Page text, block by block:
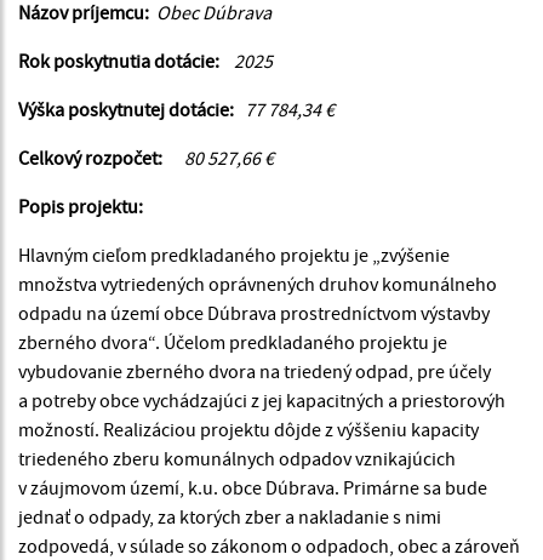
Názov príjemcu: Obec Dúbrava
Rok poskytnutia dotácie:
2025
Výška poskytnutej dotácie: 77 784,34 €
Celkový rozpočet:
80 527,66 €
Popis projektu:
Hlavným cieľom predkladaného projektu je „zvýšenie
množstva vytriedených oprávnených druhov komunálneho
odpadu na území obce Dúbrava prostredníctvom výstavby
zberného dvora“. Účelom predkladaného projektu je
vybudovanie zberného dvora na triedený odpad, pre účely
a potreby obce vychádzajúci z jej kapacitných a priestorovýh
možností. Realizáciou projektu dôjde z výššeniu kapacity
triedeného zberu komunálnych odpadov vznikajúcich
v záujmovom území, k.u. obce Dúbrava. Primárne sa bude
jednať o odpady, za ktorých zber a nakladanie s nimi
zodpovedá, v súlade so zákonom o odpadoch, obec a zároveň